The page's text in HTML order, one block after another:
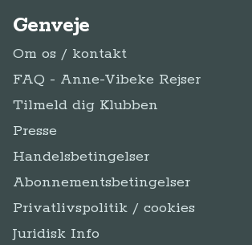
Genveje
Om os / kontakt
FAQ - Anne-Vibeke Rejser
Tilmeld dig Klubben
Presse
Handelsbetingelser
Abonnementsbetingelser
Privatlivspolitik / cookies
Juridisk Info